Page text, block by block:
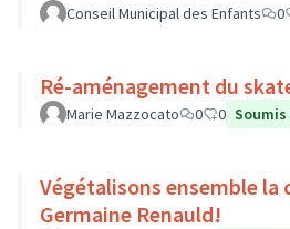
Conseil Municipal des Enfants 0
Ré-aménagement du
Marie Mazzocato 0 0
Végétalisons ensemble la
Germaine Renauld!